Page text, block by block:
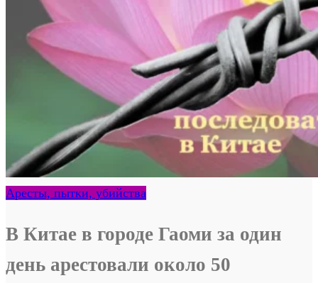
Аресты, пытки, убийства
В Китае в городе Гаоми за один
день арестовали около 50